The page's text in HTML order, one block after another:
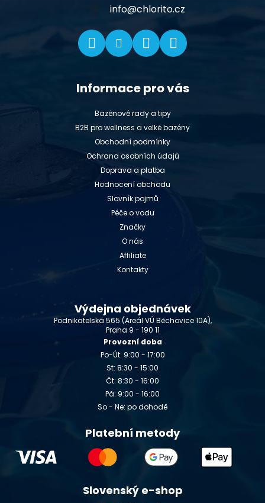
info@chlorito.cz
Informace pro vás
Bazénové rady a tipy
B2B pro wellness a velké bazény
Obchodní podmínky
Ochrana osobních údajů
Doprava a platba
Hodnocení obchodu
Slovník pojmů
Péče o vodu
Značky
O nás
Affiliate
Kontakty
Výdejna objednávek
Podnikatelská 565 (Areál VÚ Běchovice 10A),
Praha 9 - 190 11
Provozní doba
Po-Út: 9:00 - 17:00
St: 8:30 - 15:00
Čt: 8:30 - 16:00
Pá: 9:00 - 16:00
So - Ne: po dohodě
Platební metody
Slovenský e-shop